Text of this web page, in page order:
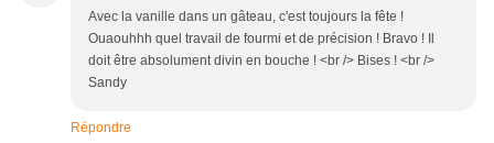
Avec la vanille dans un gâteau, c'est toujours la fête !
Ouaouhhh quel travail de fourmi et de précision ! Bravo ! Il
doit être absolument divin en bouche ! <br /> Bises ! <br />
Sandy
Répondre